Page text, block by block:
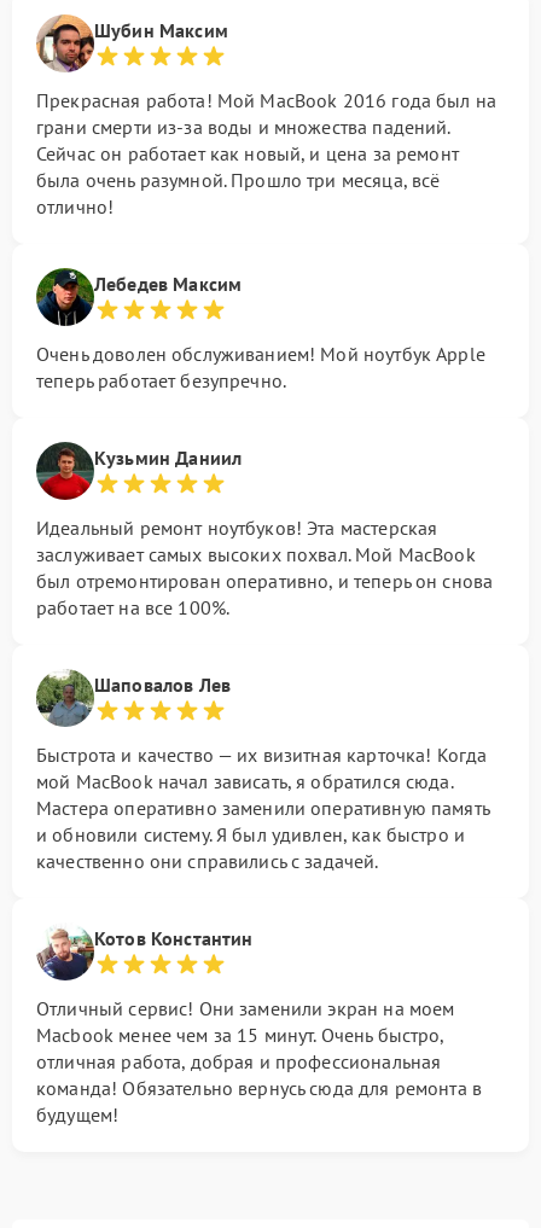
Шубин Максим
Прекрасная работа! Мой MacBook 2016 года был на
грани смерти из-за воды и множества падений.
Сейчас он работает как новый, и цена за ремонт
была очень разумной. Прошло три месяца, всё
отлично!
Лебедев Максим
Очень доволен обслуживанием! Мой ноутбук Apple
теперь работает безупречно.
Кузьмин Даниил
Идеальный ремонт ноутбуков! Эта мастерская
заслуживает самых высоких похвал. Мой MacBook
был отремонтирован оперативно, и теперь он снова
работает на все 100%.
Шаповалов Лев
Быстрота и качество — их визитная карточка! Когда
мой MacBook начал зависать, я обратился сюда.
Мастера оперативно заменили оперативную память
и обновили систему. Я был удивлен, как быстро и
качественно они справились с задачей.
Котов Константин
Отличный сервис! Они заменили экран на моем
Macbook менее чем за 15 минут. Очень быстро,
отличная работа, добрая и профессиональная
команда! Обязательно вернусь сюда для ремонта в
будущем!